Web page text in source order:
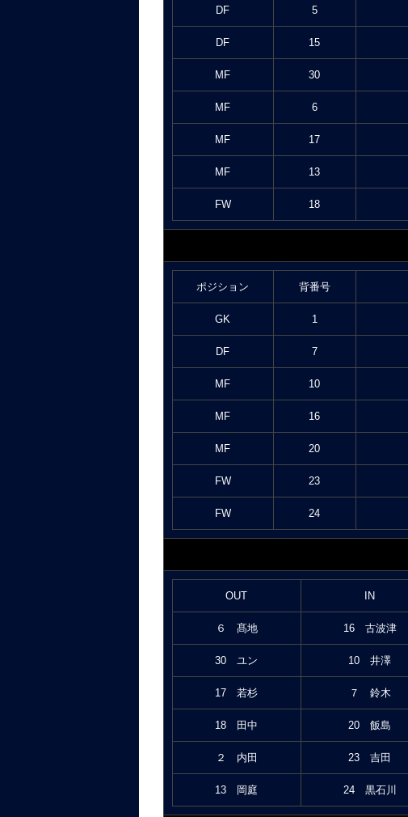
DF 5
DF 15
MF 30
MF 6
MF 17
MF 13
FW 18
ポジション 背番号
GK 1
DF 7
MF 10
MF 16
MF 20
FW 23
FW 24
OUT IN
６ 髙地 16 古波津
30 ユン 10 井澤
17 若杉 ７ 鈴木
18 田中 20 飯島
２ 内田 23 吉田
13 岡庭 24 黒石川